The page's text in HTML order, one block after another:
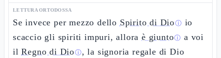
LETTURA ORTODOSSA
Se invece per mezzo dello Spirito di Dioⓘ io
scaccio gli spiriti impuri, alloraè giuntoⓘ a voi
ilRegno di Dioⓘ, la signoria regale di Dio